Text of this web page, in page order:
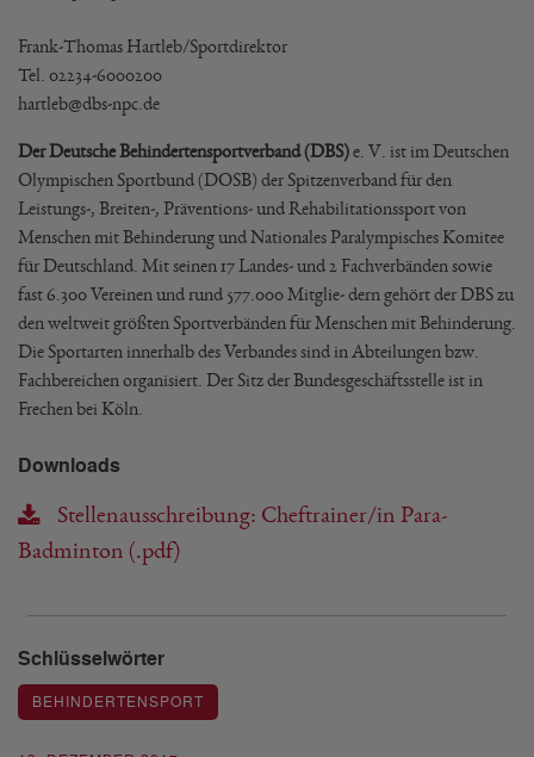
Frank-Thomas Hartleb/Sportdirektor
Tel. 02234-6000200
hartleb@dbs-npc.de
Der Deutsche Behindertensportverband (DBS)e. V. ist im Deutschen
Olympischen Sportbund (DOSB) der Spitzenverband für den
Leistungs-, Breiten-, Präventions- und Rehabilitationssport von
Menschen mit Behinderung und Nationales Paralympisches Komitee
für Deutschland. Mit seinen 17 Landes- und 2 Fachverbänden sowie
fast 6.300 Vereinen und rund 577.000 Mitglie- dern gehört der DBS zu
den weltweit größten Sportverbänden für Menschen mit Behinderung.
Die Sportarten innerhalb des Verbandes sind in Abteilungen bzw.
Fachbereichen organisiert. Der Sitz der Bundesgeschäftsstelle ist in
Frechen bei Köln.
Downloads
Stellenausschreibung: Cheftrainer/in Para-
Badminton (.pdf)
Schlüsselwörter
BEHINDERTENSPORT